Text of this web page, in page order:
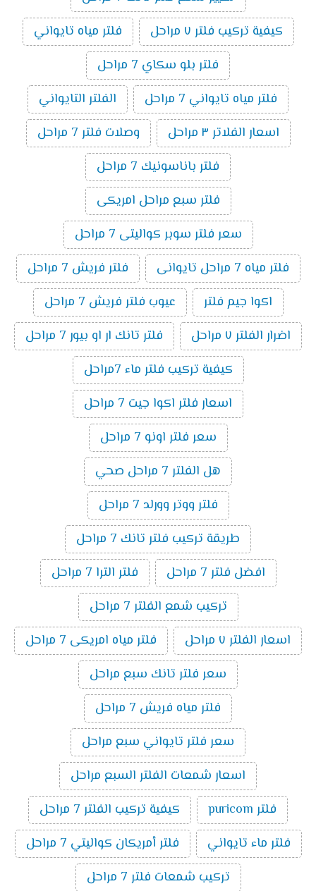
كيفية تركيب فلتر ٧ مراحل
فلتر مياه تايواني
فلتر بلو سكاي 7 مراحل
فلتر مياه تايواني 7 مراحل
الفلتر التايواني
اسعار الفلاتر ٣ مراحل
وصلات فلتر 7 مراحل
فلتر باناسونيك 7 مراحل
فلتر سبع مراحل امريكى
سعر فلتر سوبر كواليتى 7 مراحل
فلتر مياه 7 مراحل تايوانى
فلتر فريش 7 مراحل
اكوا جيم فلتر
عيوب فلتر فريش 7 مراحل
اضرار الفلتر ٧ مراحل
فلتر تانك ار او بيور 7 مراحل
كيفية تركيب فلتر ماء 7مراحل
اسعار فلتر اكوا جيت 7 مراحل
سعر فلتر اونو 7 مراحل
هل الفلتر 7 مراحل صحي
فلتر ووتر وورلد 7 مراحل
طريقة تركيب فلتر تانك 7 مراحل
افضل فلتر 7 مراحل
فلتر الترا 7 مراحل
تركيب شمع الفلتر 7 مراحل
اسعار الفلتر ٧ مراحل
فلتر مياه امريكى 7 مراحل
سعر فلتر تانك سبع مراحل
فلتر مياه فريش 7 مراحل
سعر فلتر تايواني سبع مراحل
اسعار شمعات الفلتر السبع مراحل
فلتر puricom
كيفية تركيب الفلتر 7 مراحل
فلتر ماء تايواني
فلتر أمريكان كواليتي 7 مراحل
تركيب شمعات فلتر 7 مراحل